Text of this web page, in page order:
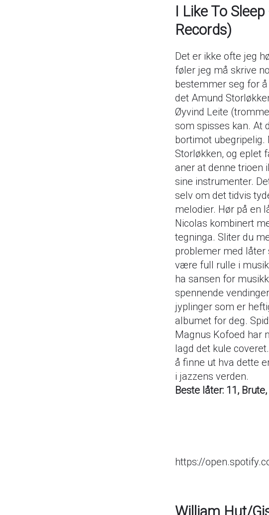
I Like To
Records)
Det er ikke ofte jeg
føler jeg må skrive
bestemmer seg for
det Amund
Øyvind Leite
som spisses kan. At
bortimot ubegripelig.
Storløkken, og eplet
aner at denne trioen
sine instrumenter.
selv om det tidvis
melodier. Hør på en
Nicolas kombinert
tegninga. Sliter du
problemer med låter
være full rulle i
ha sansen for
spennende
jyplinger som er
albumet for deg.
Magnus Kofoed har
lagd det kule
å finne ut hva dette
i jazzens verden.
Beste låter: 11,
https://
William Hut/